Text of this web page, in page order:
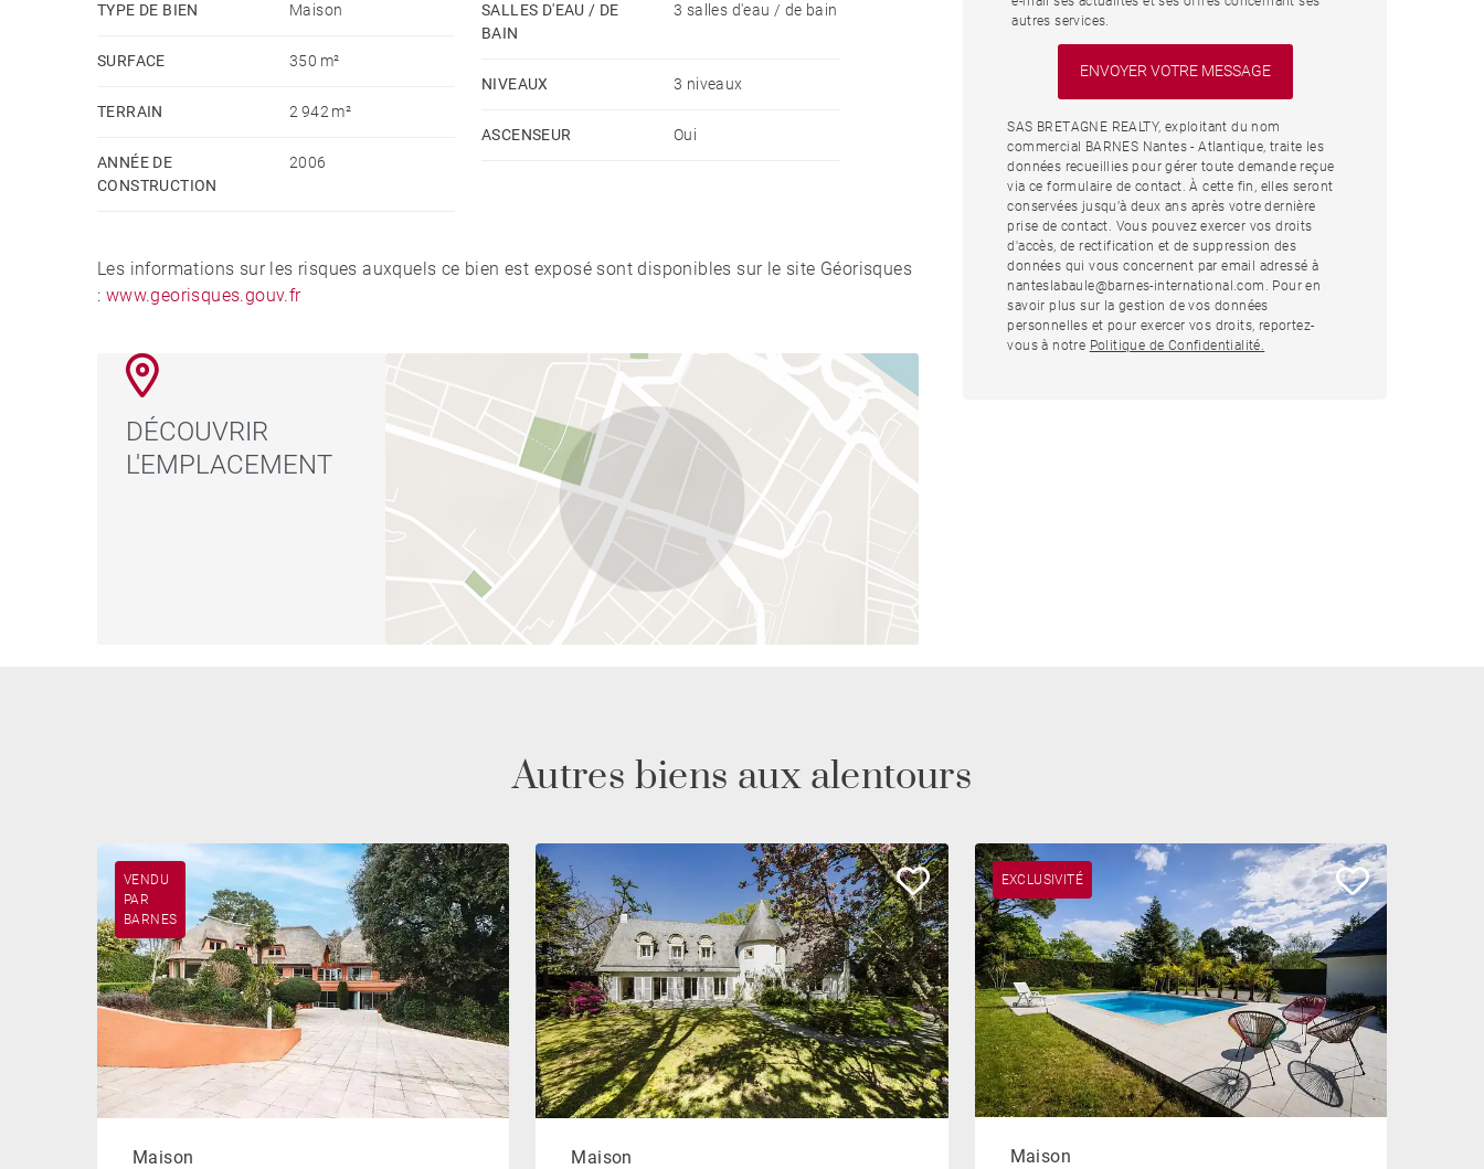
recouvrable et chauffée exposée Sud. Honoraires à la charge du vendeur
TYPE DE BIEN Maison
SURFACE 350 m²
TERRAIN 2 942 m²
ANNÉE DE
CONSTRUCTION
2006
SALLES D'EAU / DE
BAIN
3 salles d'eau / de bain
NIVEAUX 3 niveaux
ASCENSEUR Oui
Les informations sur les risques auxquels ce bien est exposé sont disponibles sur le site Géorisques
: www.georisques.gouv.fr
DÉCOUVRIR
L'EMPLACEMENT
autres services.
SAS BRETAGNE REALTY, exploitant du nom
commercial BARNES Nantes - Atlantique, traite les
données recueillies pour gérer toute demande reçue
via ce formulaire de contact. À cette fin, elles seront
conservées jusqu’à deux ans après votre dernière
prise de contact. Vous pouvez exercer vos droits
d'accès, de rectification et de suppression des
données qui vous concernent par email adressé à
nanteslabaule@barnes-international.com. Pour en
savoir plus sur la gestion de vos données
personnelles et pour exercer vos droits, reportez-
vous à notre Politique de Confidentialité.
Autres biens aux alentours
VENDU
PAR
BARNES
Maison
Maison
EXCLUSIVITÉ
Maison